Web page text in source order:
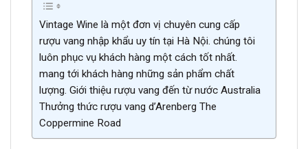
Vintage Wine là một đơn vị chuyên cung cấp
rượu vang nhập khẩu uy tín tại Hà Nội. chúng tôi
luôn phục vụ khách hàng một cách tốt nhất.
mang tới khách hàng những sản phẩm chất
lượng. Giới thiệu rượu vang đến từ nước Australia
Thưởng thức rượu vang d’Arenberg The
Coppermine Road